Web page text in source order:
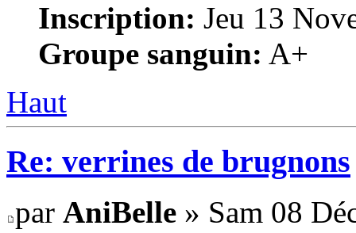
Inscription: Jeu 13
Groupe sanguin: A+
Haut
Re: verrines de brugnons
par AniBelle » Sam 08